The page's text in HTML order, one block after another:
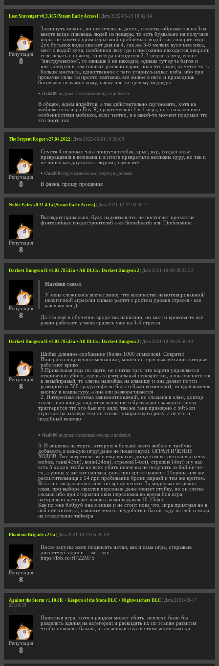
Lost Scavenger v0.3.365 [Steam Early Access] | Дата 2022-05-19 10:42:14
Репутация
8
Залипнуть можно, но нее очень на долго, сюжетка обрывается на 3ем
квесте когда спасаешь людей из пещеры, то есть буквально на получасе
игры, не заметил прям серьёзной проблемы с водой как говорят люди
2ух бутылок воды хватает дня на 4, так же 3-6 мелких кусочков мяса,
мест с водой куча, особеннов лесу где и постоянно находится хворост,
если искать с ножом, то всегда находится 2-3 штуки в лесу, если с
"инструментом", то меньше 5 не находил, однако тут куча багов и
инстасмерти в текстовиках реально парят, пока что сыро, хочется чуть
больше контента, единственное с чего угарнул-захват имба, ибо при
прокачке силы ты просто хватаешь всё живое в него и проводишь
болевые и не важно кому, пауку или же целому медведю
• vlad400 подумал несколько минут и добавил:
В общем, ждём апдейтов, а так действительно скучновато, хотя на
мобилке есть игра Day R, практический 1 в 1 игра, но к сожалению с
особенностями мобилок, если честно, я в какой-то момент подумал что
это порт, хах
The Serpent Rogue v27.04.2022 | Дата 2022-05-01 19:39:09
Репутация
8
Спустя 4 игровых часа приручал собак, крыс, кур, создал зелье
превращения в великана и в итоге превратил в великана куру, но так и
не понял как дружить с людьми, памагите
• vlad400 подумал несколько секунд и добавил:
В фавна, прощу прощения
Noble Fates v0.31.4.1a [Steam Early Access] | Дата 2021-12-22 04:45:27
Репутация
8
Выглядит прикольно, буду надеяться что не постигнет проклятие
фэнтезийных градостроителей а-ля Stonehearth или Timberstone
Darkest Dungeon II v2.02.78542a + All DLCs / Darkest Dungeon 2 | Дата 2021-10-29 08:22:22
Репутация
8
Hardsun сказал:
У меня сложилось впечатление, что количество немотивированной/
нелогичной агрессии сильно растет с ростом уровня стресса - все
как в жизни ;)
Да это ещё в обучении вроде как написано, но как-то кривова-то всё
равно работает, у меня срались уже на 3-4 стресса
Darkest Dungeon II v2.02.78542a + All DLCs / Darkest Dungeon 2 | Дата 2021-10-28 04:50:13
Репутация
8
Шибко длинное сообщение (более 1000 символов). Сократи:
Поиграл и ощущения смешанные, много интересных механик которые
работают криво.
3.Прикольная езда по карте, не считая того что карета управляется
откровенно убого, едешь в центральный перекрёсток, а она магнитится
в левыйправый, то слегка нажмёшь на клавишу и она делает почти
разворот на 360 градусов(если бы это было возможно), то вдавливаешь
кнопку в клавиатуру, а она ели разворачивается
2. Интересная система взаимоотношений, но сломана в хлам, доктор
хиллит или иногда кидает ослепление и буквально с каждого килла
триггерится что это был его килл, так же танк примерно с 50% хп
агриться на хиллера что он хиллит умирающего рогу, а не его и
подобный кошмар.
• vlad400 подумал несколько секунд и добавил:
3. И вишенка на торте, которую я больше всего люблю и требую
добавлять в каждую игру(даже не пошаговую). ОГРАН ИЧЕНИЕ
ХОДОВ. Вот встретили вы пачку врагов, допустим встретили вы пачку
мобов, танк(43хп), воин(24хп), стрелок(14хп), стрелок(14хп) и у вас
есть 5 ходов чтобы их всех убить иначе вы не получить за бой ни-че-
го, а урона у вас кот наплака, рога при крите наносит 11урона или же
расхитительница с 14 при пробивании брони киркой и тем же критом.
Кстати о визуальном стиле, он вроде неплох,3д модельки не режут
глаза, при выборе скиллов персонаж даже меняет стойку, но он слегка
сломан ибо при открытии окна персонажа во время боя игра
натурально начинает плавить комп выдавая 10-15фпс
Как по мне 650руб она в эпике и не стоит пока что, игра приятная но в
ней нет контента, слишком много неудобств и багов, жду патчей и мода
на отключение таймера
Phantom Brigade v2.0a | Дата 2021-10-24 05:26:09
Репутация
8
После запуска комп подвисать начал, как и сама игра, открываю
диспетчер задач и... эм... воу...
https://ibb.co/H722M75
Against the Storm v1.10.4R + Keepers of the Stone DLC + Nightwatchers DLC | Дата 2021-08-17
03:34:39
Репутация
8
Приятная игра, хотя и рандом может убить, неплохо было бы
разделить здания на категории и раскидать их по этапам развития
чтобы появился баланс, а так вишлистнул в стиме ждём выхода